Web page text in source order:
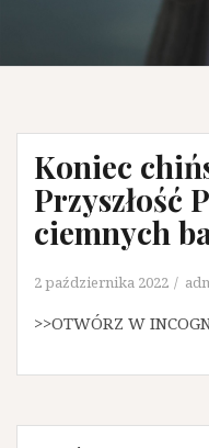
Koniec
Przyszłość
ciemnych
2 października 2022
>>OTWÓRZ W